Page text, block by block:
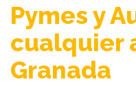
Pymes y
cualquier
Granada